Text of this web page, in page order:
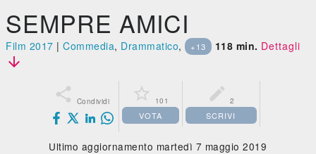
SEMPRE AMICI
Film 2017 |Commedia, Drammatico, +13 118 min. Dettagli

 Condividi  101
VOTA
 2
SCRIVI
Ultimo aggiornamento martedì 7 maggio 2019